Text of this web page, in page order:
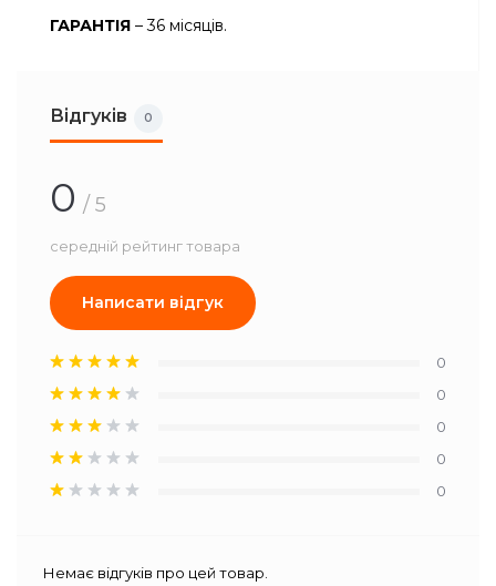
ГАРАНТІЯ – 36 місяців.
Відгуків 0
0 / 5
середній рейтинг товара
Написати відгук
0
0
0
0
0
Немає відгуків про цей товар.